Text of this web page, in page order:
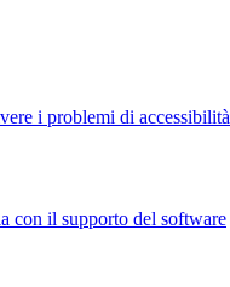
i problemi di accessibilità
con il supporto del software